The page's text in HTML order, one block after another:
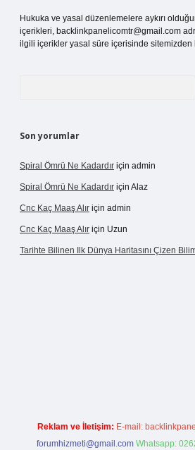
Hukuka ve yasal düzenlemelere aykırı
içerikleri, backlinkpanelicomtr@gmail.com
ilgili içerikler yasal süre içerisinde sitemizden
Son yorumlar
Spiral Ömrü Ne Kadardır için admin
Spiral Ömrü Ne Kadardır için Alaz
Cnc Kaç Maaş Alır için admin
Cnc Kaç Maaş Alır için Uzun
Tarihte Bilinen Ilk Dünya Haritasını Çizen
Reklam ve İletişim: E-mail:
forumhizmeti@gmail.com Whatsapp: